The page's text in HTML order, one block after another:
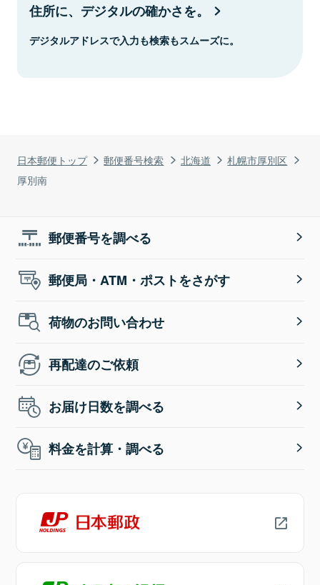
日本郵便トップ 郵便番号検索 北海道
札幌市厚別区
厚別南
住所に、デジタルの確かさを。
デジタルアドレスで入力も検索もスムーズに。
郵便番号を調べる
郵便局・ATM・ポストをさがす
荷物のお問い合わせ
再配達のご依頼
お届け日数を調べる
料金を計算・調べる